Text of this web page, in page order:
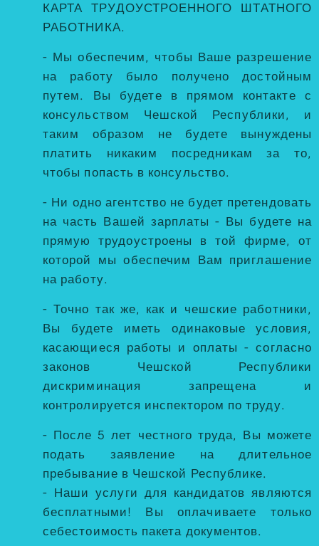
КАРТА ТРУДОУСТРОЕННОГО ШТАТНОГО
РАБОТНИКА.
- Мы обеспечим, чтобы Ваше разрешение
на работу было получено достойным
путем. Вы будете в прямом контакте с
консульством Чешской Республики, и
таким образом не будете вынуждены
платить никаким посредникам за то,
чтобы попасть в консульство.
- Ни одно агентство не будет претендовать
на часть Вашей зарплаты - Вы будете на
прямую трудоустроены в той фирме, от
которой мы обеспечим Вам приглашение
на работу.
- Точно так же, как и чешские работники,
Вы будете иметь одинаковые условия,
касающиеся работы и оплаты - согласно
законов Чешской Республики
дискриминация запрещена и
контролируется инспектором по труду.
- После 5 лет честного труда, Вы можете
подать заявление на длительное
пребывание в Чешской Республике.
- Наши услуги для кандидатов являются
бесплатными! Вы оплачиваете только
себестоимость пакета документов.